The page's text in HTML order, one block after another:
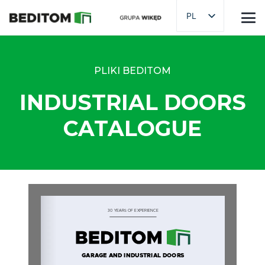
PL
PLIKI BEDITOM
INDUSTRIAL DOORS
CATALOGUE